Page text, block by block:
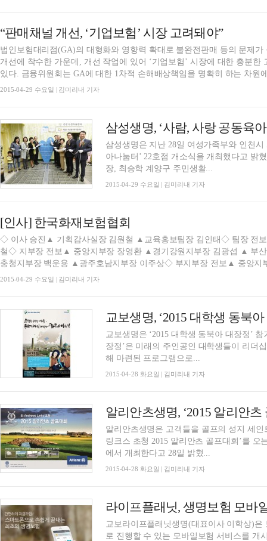
“판매채널 개선, ‘기업보험’ 시장 고려돼야”
법인보험대리점(GA)의 대형화와 영향력 확대로 불완전판매 등의 문제
개선에 착수한 가운데, 개선 작업에 있어 ‘기업보험’ 시장에 대한 충분
있다. 금융위원회는 GA에 대한 1차적 손해배상책임을 명확히 하는 차원
2015-04-29 수요일 | 김미리내 기자
삼성생명, ‘사람, 사랑 공동육
삼성생명은 지난 28일 여성가족부와 인천
아나눔터’ 22호점 개소식을 개최했다고 밝
장, 최승학 계양구 주민생활...
2015-04-29 수요일 | 김미리내 기자
[인사] 한국화재보험협회
◇ 이사 승진▲ 기획감사실장 김원철 ▲교육홍보팀장 김인태◇ 팀장 전
철◇ 지부장 전보▲ 중앙지부장 장영환 ▲경기강원지부장 김광섭 ▲ 부
충청지부장 백운용 ▲광주호남지부장 이주상◇ 부지부장 전보▲ 중앙지
2015-04-29 수요일 | 김미리내 기자
교보생명, ‘2015 대학생 동북
교보생명은 ‘2015 대학생 동북아 대장정’
장정’은 미래의 주인공인 대학생들이 리더
해 마련된 프로그램으로...
2015-04-28 화요일 | 김미리내 기자
알리안츠생명, ‘2015 알리안츠
알리안츠생명은 고객들을 골프의 성지 세
링크스 초청 2015 알리안츠 골프대회’를
에서 개최한다고 28일 밝혔...
2015-04-28 화요일 | 김미리내 기자
라이프플래닛, 생명보험 모바
교보라이프플래닛생명(대표이사 이학상)
로 진행할 수 있는 모바일보험 서비스를 개